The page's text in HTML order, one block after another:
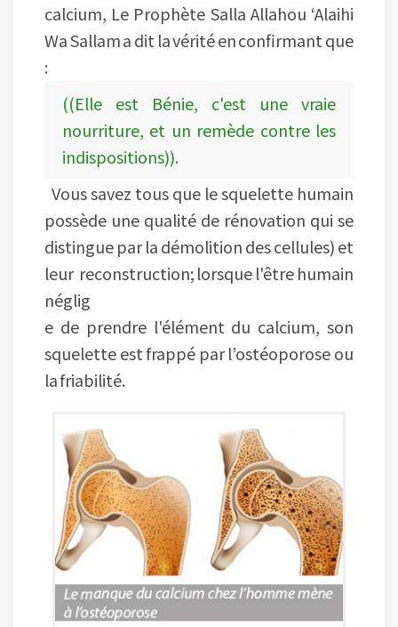
calcium, Le Prophète Salla Allahou ‘Alaihi
Wa Sallam a dit la vérité en confirmant que
:
((Elle est Bénie, c'est une vraie
nourriture, et un remède contre les
indispositions)).
Vous savez tous que le squelette humain
possède une qualité de rénovation qui se
distingue par la démolition des cellules) et
leur reconstruction; lorsque l'être humain
néglig
e de prendre l'élément du calcium, son
squelette est frappé par l’ostéoporose ou
la friabilité.